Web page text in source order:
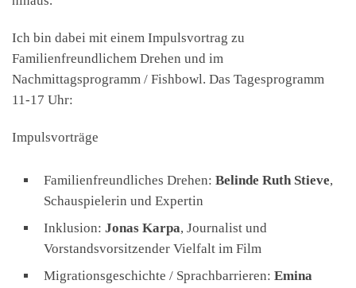
Ich bin dabei mit einem Impulsvortrag zu
Familienfreundlichem Drehen und im
Nachmittagsprogramm / Fishbowl. Das Tagesprogramm
11-17 Uhr:
Impulsvorträge
Familienfreundliches Drehen: Belinde Ruth Stieve,
Schauspielerin und Expertin
Inklusion: Jonas Karpa, Journalist und
Vorstandsvorsitzender Vielfalt im Film
Migrationsgeschichte / Sprachbarrieren: Emina